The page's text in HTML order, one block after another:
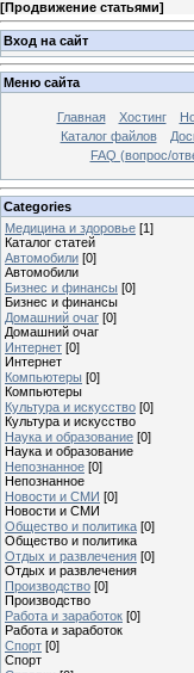
[Продвижение статьями]
Вход на сайт
Меню сайта
Главная Хостинг
Каталог файлов
FAQ (вопрос/
Categories
Медицина и здоровье [1]
Каталог статей
Автомобили [0]
Автомобили
Бизнес и финансы [0]
Бизнес и финансы
Домашний очаг [0]
Домашний очаг
Интернет [0]
Интернет
Компьютеры [0]
Компьютеры
Культура и искусство [0]
Культура и искусство
Наука и образование [0]
Наука и образование
Непознанное [0]
Непознанное
Новости и СМИ [0]
Новости и СМИ
Общество и политика [0]
Общество и политика
Отдых и развлечения [0]
Отдых и развлечения
Производство [0]
Производство
Работа и заработок [0]
Работа и заработок
Спорт [0]
Спорт